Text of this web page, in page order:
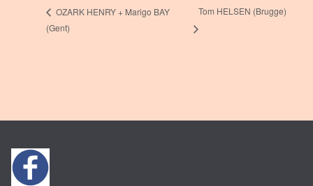
OZARK HENRY + Marigo BAY
(Gent)
Tom HELSEN (Brugge)